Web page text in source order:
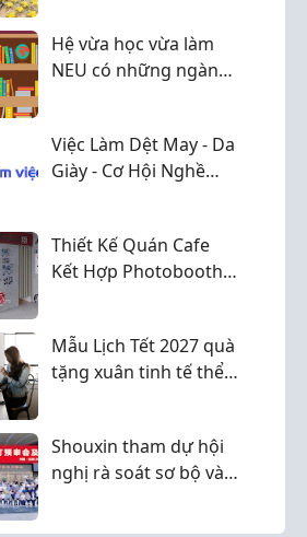
ĐẠI LÝ KINH DOANH
Hệ vừa học vừa làm
NEU có những ngành
Việc Làm Dệt May - Da
Giày - Cơ Hội Nghề
Thiết Kế Quán Cafe
Kết Hợp Photobooth -
Hút Khách Hàng
Mẫu Lịch Tết 2027 quà
tặng xuân tinh tế thể
Shouxin tham dự hội
nghị rà soát sơ bộ và